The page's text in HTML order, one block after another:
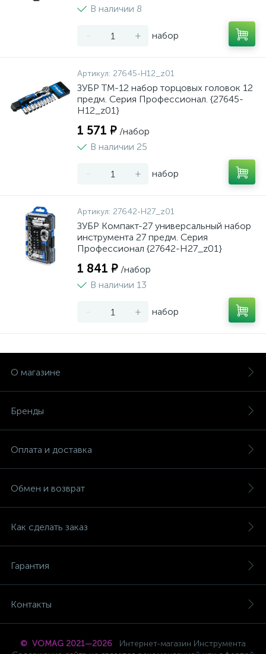
В наличии 8
- + набор
Артикул: 27645-H12_z01
ЗУБР ТМ-12 набор торцовых головок 12
предм. Серия Профессионал. {27645-
H12_z01}
1 571 ₽ /набор
В наличии 25
- + набор
Артикул: 27642-H27_z01
ЗУБР Компакт-27 универсальный набор
инструмента 27 предм. Серия
Профессионал {27642-H27_z01}
1 841 ₽ /набор
В наличии 13
- + набор
О магазине
Бренды
Оплата и доставка
Обмен и возврат
Как сделать заказ
Гарантия
Контакты
© VOMAG 2021—2026
Интернет-магазин Инструмента